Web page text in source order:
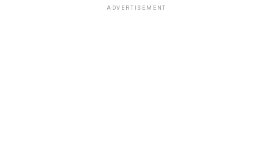
ADVERTISEMENT